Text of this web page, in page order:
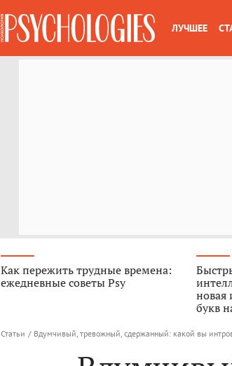
ЛУЧШЕЕ
Как пережить трудные времена:
ежедневные советы Psy
новая
букв
Статьи / Вдумчивый, тревожный, сдержанный: какой вы